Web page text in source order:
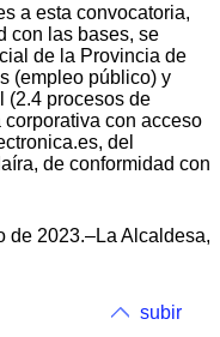
a esta convocatoria,
con las bases, se
de la Provincia de
(empleo público) y
(2.4 procesos de
con acceso
del
de conformidad con
de 2023.–La Alcaldesa,
subir